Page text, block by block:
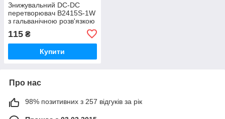
Знижувальний DC-DC
перетворювач B2415S-1W
з гальванічною розв'язкою
115 ₴
Купити
Про нас
98% позитивних з 257 відгуків за рік